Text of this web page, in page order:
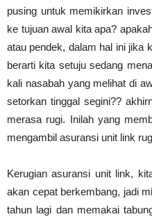
pusing untuk memikirkan
ke tujuan awal kita apa?
atau pendek, dalam hal ini jika
berarti kita setuju sedang
kali nasabah yang melihat di
setorkan tinggal segini??
merasa rugi. Inilah yang
mengambil asuransi unit link
Kerugian asuransi unit link,
akan cepat berkembang, jadi
tahun lagi dan memakai